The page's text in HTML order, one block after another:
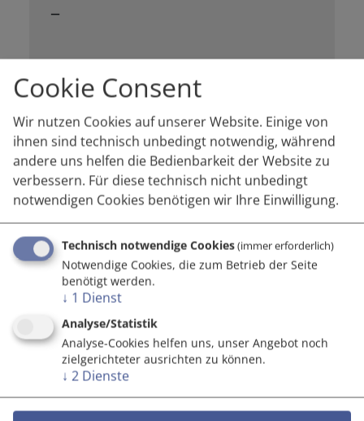
-
Innovationsschutz für
Schlüsseltechnologien
Infohour zur aws Förderung am 10.9. 2026
Weiterlesen
Cookie Consent
Wir nutzen Cookies auf unserer Website. Einige von
ihnen sind technisch unbedingt notwendig, während
andere uns helfen die Bedienbarkeit der Website zu
verbessern. Für diese technisch nicht unbedingt
notwendigen Cookies benötigen wir Ihre Einwilligung.
Technisch notwendige Cookies(immer erforderlich)
Notwendige Cookies, die zum Betrieb der Seite
benötigt werden.
↓ 1 Dienst
Analyse/Statistik
Analyse-Cookies helfen uns, unser Angebot noch
zielgerichteter ausrichten zu können.
↓ 2 Dienste